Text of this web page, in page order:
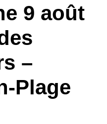
9 août
–
Plage